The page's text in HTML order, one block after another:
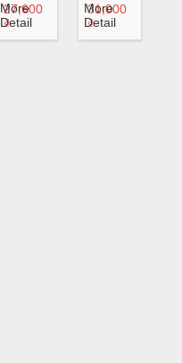
27,600
₫
More
Detail
31,000
₫
More
Detail